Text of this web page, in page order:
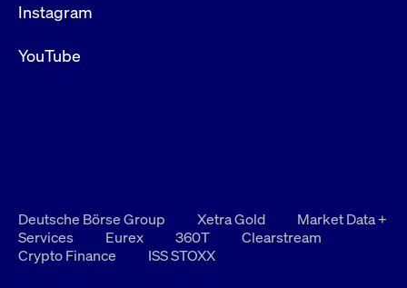
Instagram
YouTube
Deutsche Börse Group Xetra Gold
Market Data +
Services
Eurex 360T
Clearstream
Crypto Finance
ISS STOXX